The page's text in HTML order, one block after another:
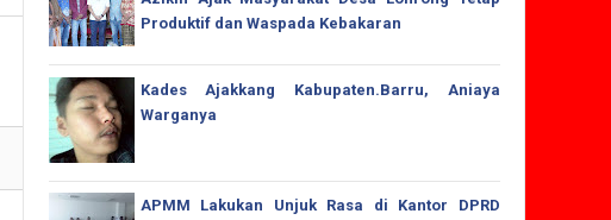
Produktif dan Waspada Kebakaran
Kades Ajakkang Kabupaten.Barru, Aniaya
Warganya
APMM Lakukan Unjuk Rasa di Kantor DPRD